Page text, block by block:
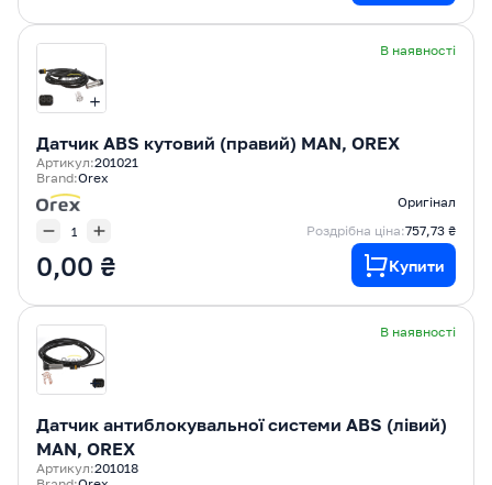
В наявності
Датчик ABS кутовий (правий) MAN, OREX
Артикул:201021
Brand:Orex
Оригінал
Роздрібна ціна:757,73 ₴
0,00 ₴ Купити
В наявності
Датчик антиблокувальної системи ABS (лівий)
MAN, OREX
Артикул:201018